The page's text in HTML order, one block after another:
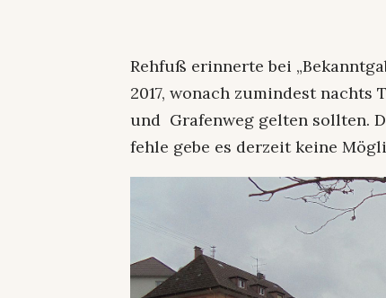
Rehfuß erinnerte bei
2017, wonach zumindest nachts
und Grafenweg gelten sollten.
fehle gebe es derzeit keine